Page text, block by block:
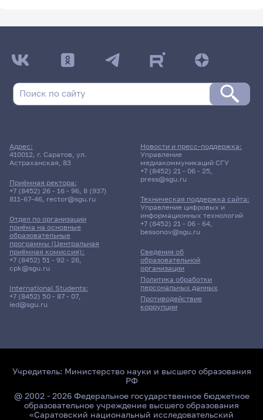
Адрес:
410012, г. Саратов, ул.
Астраханская, 83
Приёмная ректора:
+7 (8452) 26 - 16 - 96, 8 (937)
811-67-46, rector@sgu.ru
Отдел по организации
приёма на основные
образовательные
программы (Центральная
приёмная комиссия):
+7 (8452) 51 - 92 - 26,
cpk@sgu.ru
International Students:
+7 (8452) 50 - 87 - 07,
ied@sgu.ru
Сведения об
образовательной
организации
Политика обработки
персональных данных
Противодействие
коррупции
Новости и пресс-поддержка:
Управление
медиакоммуникаций СГУ
+7 (8452) 21 - 06 - 25,
press@sgu.ru
Техническая поддержка сайта:
Управление цифровых и
информационных технологий
+7 (8452) 21 - 06 - 64,
bessonov@sgu.ru
Учредитель: Министерство науки и высшего образования
РФ
@ 2002 - 2026 Федеральное государственное бюджетное
образовательное учреждение высшего образования
«Саратовский национальный исследовательский